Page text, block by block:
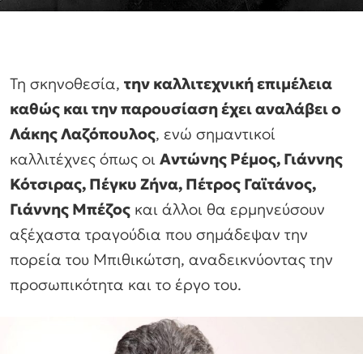
Τη σκηνοθεσία, την καλλιτεχνική επιμέλεια
καθώς και την παρουσίαση έχει αναλάβει ο
Λάκης Λαζόπουλος, ενώ σημαντικοί
καλλιτέχνες όπως οι Αντώνης Ρέμος, Γιάννης
Κότσιρας, Πέγκυ Ζήνα, Πέτρος Γαϊτάνος,
Γιάννης Μπέζος και άλλοι θα ερμηνεύσουν
αξέχαστα τραγούδια που σημάδεψαν την
πορεία του Μπιθικώτση, αναδεικνύοντας την
προσωπικότητα και το έργο του.